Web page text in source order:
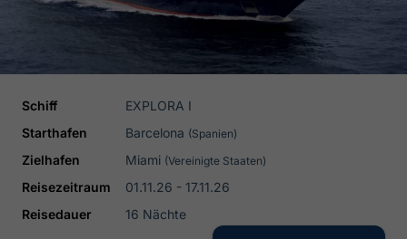
Schiff
EXPLORA I
Starthafen
Barcelona (Spanien)
Zielhafen Miami (Vereinigte Staaten)
Reisezeitraum
01.11.26 - 17.11.26
Reisedauer
16 Nächte